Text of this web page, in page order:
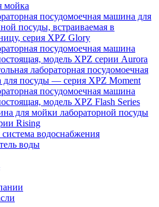
мойка
посудомоечная машина для
посуды, встраиваемая в
серия XPZ Glory
посудомоечная машина
модель XPZ серии Aurora
лабораторная посудомоечная
посуды — серия XPZ Moment
посудомоечная машина
модель XPZ Flash Series
для мойки лабораторной посуды
Rising
система водоснабжения
воды